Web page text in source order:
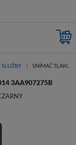
SLUŽBY SNÍMAČ TLAKU
3AA907275B